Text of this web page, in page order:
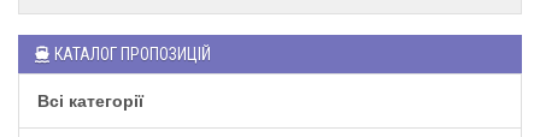
КАТАЛОГ ПРОПОЗИЦІЙ
Всі категорії